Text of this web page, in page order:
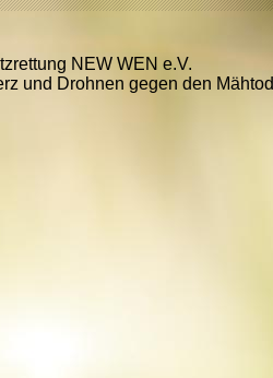
NEW WEN e.V.
und Drohnen gegen den Mähtod